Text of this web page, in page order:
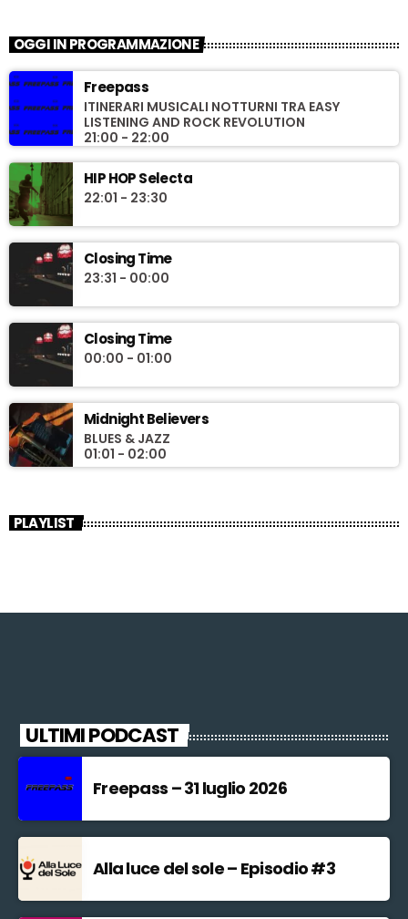
OGGI IN PROGRAMMAZIONE
Freepass
ITINERARI MUSICALI NOTTURNI TRA EASY
LISTENING AND ROCK REVOLUTION
21:00 - 22:00
HIP HOP Selecta
22:01 - 23:30
Closing Time
23:31 - 00:00
Closing Time
00:00 - 01:00
Midnight Believers
BLUES & JAZZ
01:01 - 02:00
PLAYLIST
ULTIMI PODCAST
Freepass – 31 luglio 2026
Alla luce del sole – Episodio #3